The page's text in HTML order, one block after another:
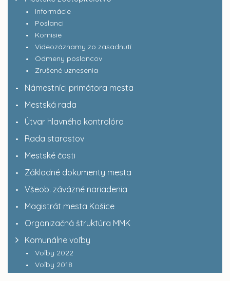
Informácie
Poslanci
Komisie
Videozáznamy zo zasadnutí
Odmeny poslancov
Zrušené uznesenia
Námestníci primátora mesta
Mestská rada
Útvar hlavného kontrolóra
Rada starostov
Mestské časti
Základné dokumenty mesta
Všeob. záväzné nariadenia
Magistrát mesta Košice
Organizačná štruktúra MMK
Komunálne voľby
Voľby 2022
Voľby 2018